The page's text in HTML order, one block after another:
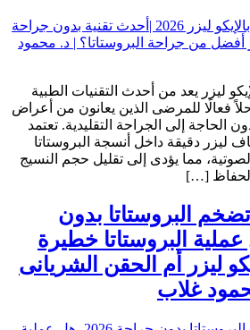
ليزر يعد من أحدث التقنيات الطبية
فعالًا للمرضى الذين يعانون من أعراض
الحاجة إلى الجراحة التقليدية. تعتمد
ليزر دقيقة داخل أنسجة البروستاتا
مما يؤدى إلى تقليل حجم النسيج
[…]
تضخم البروستاتا بدون
هل عملية البروستاتا خطيرة
ليزر أم الحقن الشريانى
غلاب